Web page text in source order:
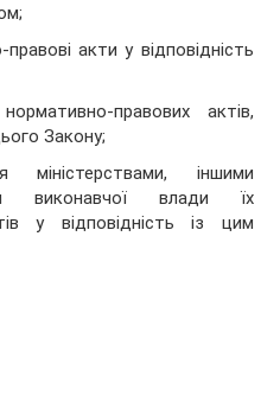
акти у відповідність
правових актів,
Закону;
міністерствами, іншими
виконавчої влади їх
у відповідність із цим